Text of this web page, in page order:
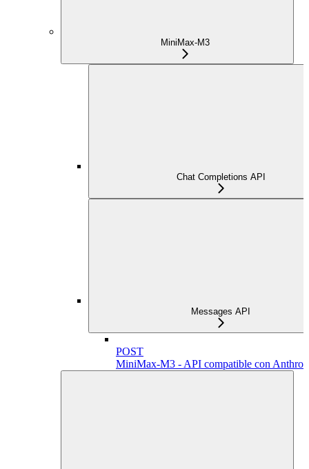
MiniMax-M3
Chat Completions API
Messages API
POST
MiniMax-M3 - API compatible con